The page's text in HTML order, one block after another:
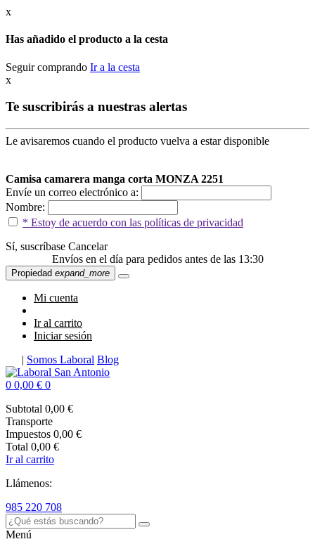
x
Has añadido el producto a la cesta
Seguir comprando Ir a la cesta
x
Te suscribirás a nuestras alertas
Le avisaremos cuando el producto vuelva a estar disponible
Camisa camarera manga corta MONZA 2251
Envíe un correo electrónico a:
Nombre:
* Estoy de acuerdo con las políticas de privacidad
Sí, suscríbase Cancelar
Envíos en el día para pedidos antes de las 13:30
Propiedad expand_more
Mi cuenta
Ir al carrito
Iniciar sesión
| Somos Laboral Blog
0 0,00 € 0
Subtotal 0,00 €
Transporte
Impuestos 0,00 €
Total 0,00 €
Ir al carrito
Llámenos:
985 220 708
Menú